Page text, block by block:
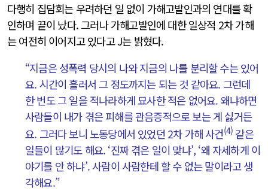
다행히 집담회는 우려하던 일 없이 가해고발인과의 연대를 확
인하며 끝이 났다. 그러나 가해고발인에 대한 일상적 2차 가해
는 여전히 이어지고 있다고 J는 밝혔다.
“지금은 성폭력 당시의 나와 지금의 나를 분리할 수는 있어
요. 시간이 흘러서 그 정도까지는 되는 것 같아요. 그런데
한 번도 그 일을 적나라하게 묘사한 적은 없어요. 왜냐하면
사람들이 내가 겪은 피해를 관음증적으로 보는 게 싫거든
요. 그러다 보니 노동당에서 있었던 2차 가해 사건(4) 같은
일들이 많기도 해요. ‘진짜 겪은 일이 맞냐’, ‘왜 자세하게 이
야기를 안 하냐’. 사람이 사람한테 할 수 없는 말이라고 생
각해요.”